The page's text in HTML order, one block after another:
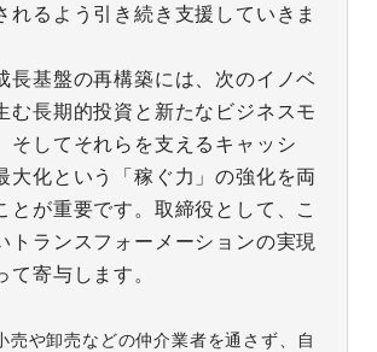
れるよう引き続き支援していきま
基盤の再構築には、次のイノベ
む長期的投資と新たなビジネスモ
そしてそれらを支えるキャッシ
大化という「稼ぐ力」の強化を両
とが重要です。取締役として、こ
トランスフォーメーションの実現
て寄与します。
売や卸売などの仲介業者を通さず、自